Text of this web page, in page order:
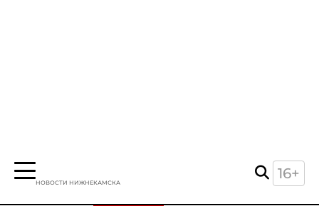
НОВОСТИ НИЖНЕКАМСКА
16+